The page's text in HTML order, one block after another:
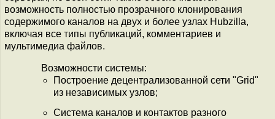
возможность полностью прозрачного клонирования
содержимого каналов на двух и более узлах Hubzilla,
включая все типы публикаций, комментариев и
мультимедиа файлов.
Возможности системы:
Построение децентрализованной сети "Grid"
из независимых узлов;
Система каналов и контактов разного